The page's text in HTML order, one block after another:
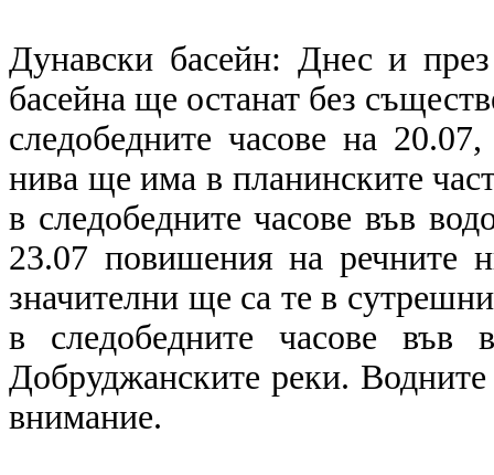
Дунавски басейн: Днес и
басейна ще останат без
следобедните часове на
нива ще има в планинските
в следобедните часове във
23.07 повишения на речните
значителни ще са те в
в следобедните часове
Добруджанските реки. Водните
внимание.